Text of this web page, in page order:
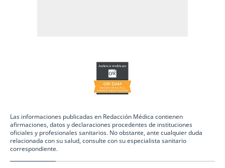
Las informaciones publicadas en Redacción Médica contienen
afirmaciones, datos y declaraciones procedentes de instituciones
oficiales y profesionales sanitarios. No obstante, ante cualquier duda
relacionada con su salud, consulte con su especialista sanitario
correspondiente.